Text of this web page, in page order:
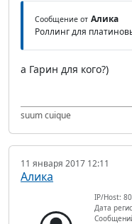
Сообщение от Алика
Роллинг для
а Гарин для кого?)
suum cuique
11 января 2017 12:11
Алика
IP/Host:
Дата